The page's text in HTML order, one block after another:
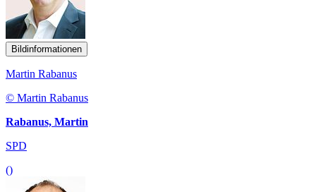
Bildinformationen
Martin Rabanus
© Martin Rabanus
Rabanus, Martin
SPD
()